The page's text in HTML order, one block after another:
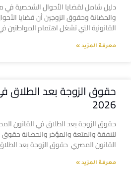
دليل شامل لقضايا الأحوال الشخصية في
والحضانة وحقوق الزوجين أن قضايا
القانونية التي تشغل اهتمام المواطنين
معرفة المزيد »
حقوق الزوجة بعد الطلاق
2026
للنفقة والمتعة والمؤخر والحضانة
القانون المصري حقوق الزوجة بعد
معرفة المزيد »